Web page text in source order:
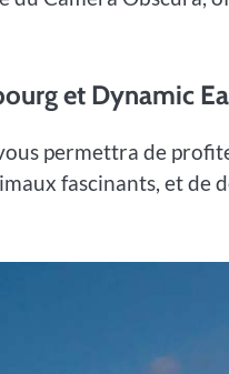
et Dynamic
permettra de
fascinants, et de